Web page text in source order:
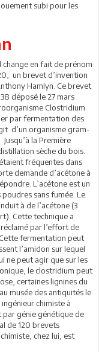
subi pour les
change en fait de prénom
un brevet d’invention
Hamlyn. Ce brevet
déposé le 27 mars
Clostridium
par fermentation des
d’un organisme gram-
la Première
sèche du bois.
fréquentes dans
demande d’acétone à
L’acétone est un
sans fumée. Le
à de l’acétone (3
Cette technique a
par l’effort de
fermentation peut
l’amidon sur lequel
ne peut agir que sur les
le clostridium peut
certaines lignines du
musée des antiquités le
chimiste à
par génie génétique de
de 120 brevets
chez lui, est